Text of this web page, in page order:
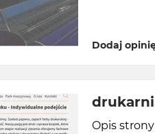
Dodaj
Opis